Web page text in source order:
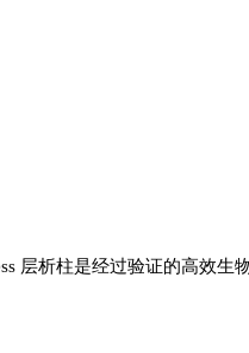
层析柱是经过验证的高效生